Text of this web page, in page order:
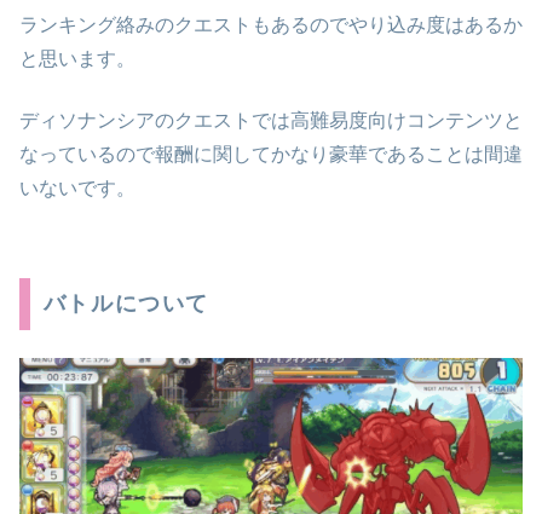
ランキング絡みのクエストもあるのでやり込み度はあるか
と思います。
ディソナンシアのクエストでは高難易度向けコンテンツと
なっているので報酬に関してかなり豪華であることは間違
いないです。
バトルについて